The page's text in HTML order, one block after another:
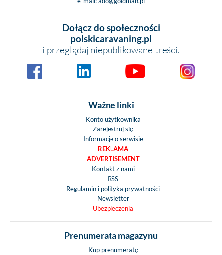
Dołącz do społeczności
polskicaravaning.pl
i przeglądaj niepublikowane treści.
Ważne linki
Konto użytkownika
Zarejestruj się
Informacje o serwisie
REKLAMA
ADVERTISEMENT
Kontakt z nami
RSS
Regulamin i polityka prywatności
Newsletter
Ubezpieczenia
Prenumerata magazynu
Kup prenumeratę